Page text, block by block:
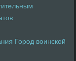
Город воинской